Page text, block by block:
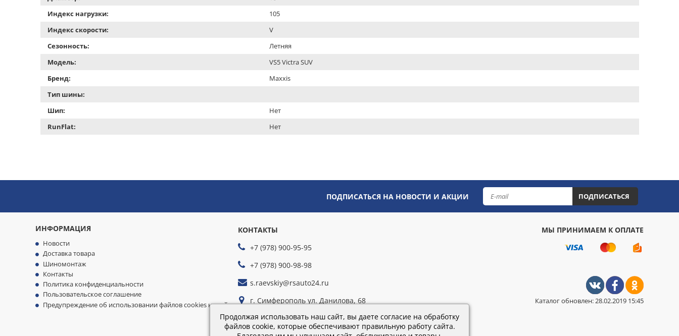
Индекс нагрузки:
105
Индекс скорости:
V
Сезонность:
Летняя
Модель:
VS5 Victra SUV
Бренд:
Maxxis
Тип шины:
Шип:
Нет
RunFlat:
Нет
ПОДПИСАТЬСЯ НА НОВОСТИ И АКЦИИ ПОДПИСАТЬСЯ
ИНФОРМАЦИЯ
Новости
Доставка товара
Шиномонтаж
Контакты
Политика конфиденциальности
Пользовательское соглашение
Предупреждение об использовании файлов cookies на сайте
КОНТАКТЫ
+7 (978) 900-95-95
+7 (978) 900-98-98
s.raevskiy@rsauto24.ru
г. Симферополь ул. Данилова, 68
МЫ ПРИНИМАЕМ К ОПЛАТЕ
Каталог обновлен: 28.02.2019 15:45
Продолжая использовать наш сайт, вы даете согласие на обработку
файлов cookie, которые обеспечивают правильную работу сайта.